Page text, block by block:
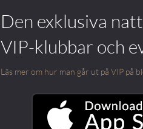
Den exklusiva
VIP-klubbar och
Läs mer om hur man går ut på VIP på